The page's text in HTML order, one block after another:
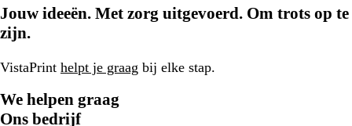
Jouw ideeën. Met zorg uitgevoerd. Om trots op te
zijn.
VistaPrint helpt je graag bij elke stap.
We helpen graag
Ons bedrijf